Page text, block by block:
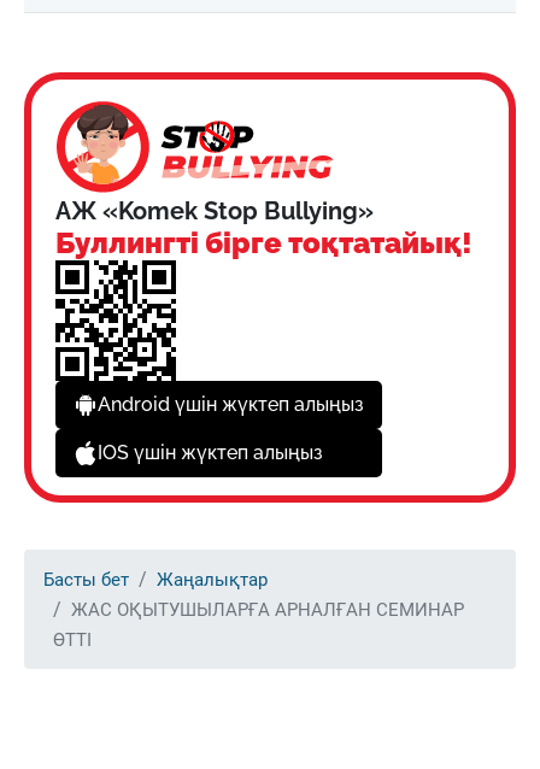
АЖ «Komek Stop Bullying»
Буллингті бірге тоқтатайық!
Android үшін жүктеп алыңыз
IOS үшін жүктеп алыңыз
Басты бет
Жаңалықтар
ЖАС ОҚЫТУШЫЛАРҒА АРНАЛҒАН СЕМИНАР
ӨТТІ